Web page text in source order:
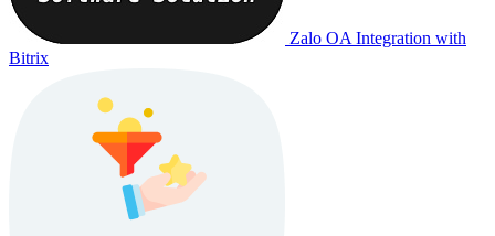
Zalo OA Integration with
Bitrix